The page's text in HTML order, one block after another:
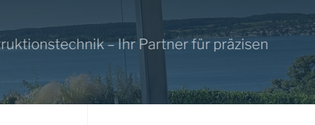
– Ihr Partner für präzisen